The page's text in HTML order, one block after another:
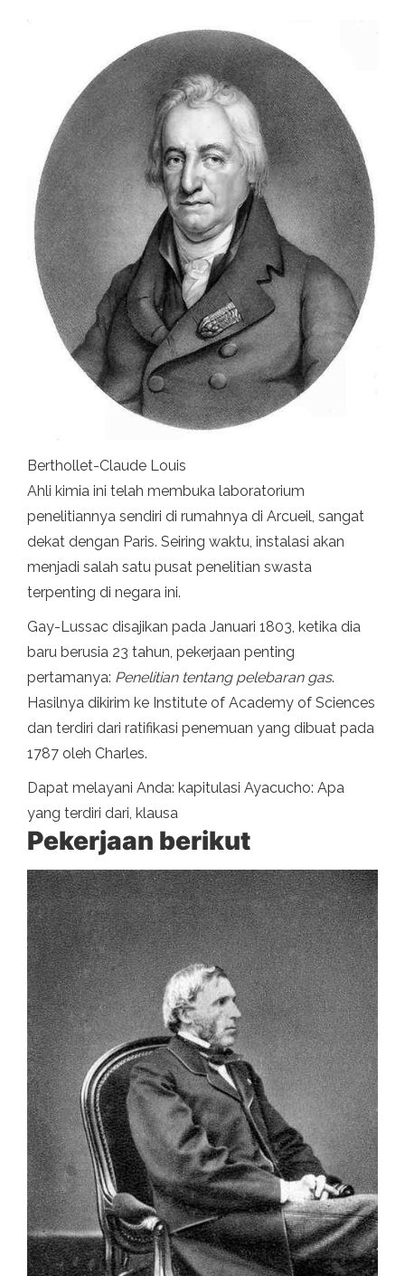
Berthollet-Claude Louis
Ahli kimia ini telah membuka laboratorium
penelitiannya sendiri di rumahnya di Arcueil, sangat
dekat dengan Paris. Seiring waktu, instalasi akan
menjadi salah satu pusat penelitian swasta
terpenting di negara ini.
Gay-Lussac disajikan pada Januari 1803, ketika dia
baru berusia 23 tahun, pekerjaan penting
pertamanya: Penelitian tentang pelebaran gas.
Hasilnya dikirim ke Institute of Academy of Sciences
dan terdiri dari ratifikasi penemuan yang dibuat pada
1787 oleh Charles.
Dapat melayani Anda: kapitulasi Ayacucho: Apa
yang terdiri dari, klausa
Pekerjaan berikut